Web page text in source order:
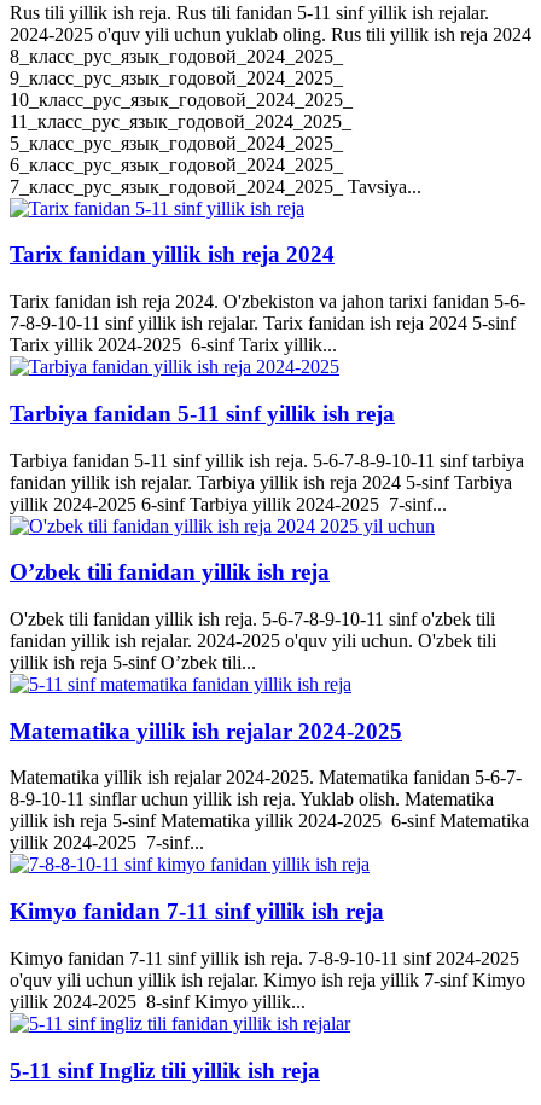
Rus tili yillik ish reja. Rus tili fanidan 5-11 sinf yillik ish rejalar.
2024-2025 o'quv yili uchun yuklab oling. Rus tili yillik ish reja 2024
8_класс_рус_язык_годовой_2024_2025_
9_класс_рус_язык_годовой_2024_2025_
10_класс_рус_язык_годовой_2024_2025_
11_класс_рус_язык_годовой_2024_2025_
5_класс_рус_язык_годовой_2024_2025_
6_класс_рус_язык_годовой_2024_2025_
7_класс_рус_язык_годовой_2024_2025_ Tavsiya...
Tarix fanidan yillik ish reja 2024
Tarix fanidan ish reja 2024. O'zbekiston va jahon tarixi fanidan 5-6-
7-8-9-10-11 sinf yillik ish rejalar. Tarix fanidan ish reja 2024 5-sinf
Tarix yillik 2024-2025 6-sinf Tarix yillik...
Tarbiya fanidan 5-11 sinf yillik ish reja
Tarbiya fanidan 5-11 sinf yillik ish reja. 5-6-7-8-9-10-11 sinf tarbiya
fanidan yillik ish rejalar. Tarbiya yillik ish reja 2024 5-sinf Tarbiya
yillik 2024-2025 6-sinf Tarbiya yillik 2024-2025 7-sinf...
O’zbek tili fanidan yillik ish reja
O'zbek tili fanidan yillik ish reja. 5-6-7-8-9-10-11 sinf o'zbek tili
fanidan yillik ish rejalar. 2024-2025 o'quv yili uchun. O'zbek tili
yillik ish reja 5-sinf O’zbek tili...
Matematika yillik ish rejalar 2024-2025
Matematika yillik ish rejalar 2024-2025. Matematika fanidan 5-6-7-
8-9-10-11 sinflar uchun yillik ish reja. Yuklab olish. Matematika
yillik ish reja 5-sinf Matematika yillik 2024-2025 6-sinf Matematika
yillik 2024-2025 7-sinf...
Kimyo fanidan 7-11 sinf yillik ish reja
Kimyo fanidan 7-11 sinf yillik ish reja. 7-8-9-10-11 sinf 2024-2025
o'quv yili uchun yillik ish rejalar. Kimyo ish reja yillik 7-sinf Kimyo
yillik 2024-2025 8-sinf Kimyo yillik...
5-11 sinf Ingliz tili yillik ish reja